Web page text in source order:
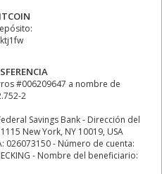
#006209647 a nombre de
2
Savings Bank - Dirección del
New York, NY 10019, USA
026073150 - Número de cuenta:
- Nombre del beneficiario: